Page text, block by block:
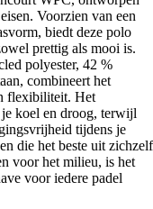
Voorzien van een
biedt deze polo
prettig als mooi is.
polyester, 42 %
combineert het
flexibiliteit. Het
je koel en droog, terwijl
tijdens je
die het beste uit zichzelf
voor het milieu, is het
voor iedere padel